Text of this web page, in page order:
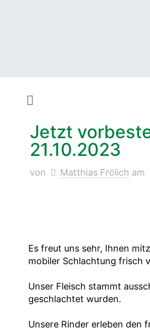
Jetzt
21.10.2023
von Matthias Frölich am
Es freut uns sehr, Ihnen
mobiler Schlachtung frisch
Unser Fleisch stammt
geschlachtet wurden.
Unsere Rinder erleben den